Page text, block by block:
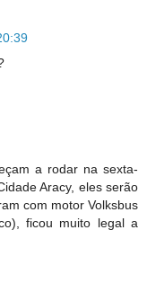
a rodar na sexta-
Aracy, eles serão
com motor Volksbus
ficou muito legal a